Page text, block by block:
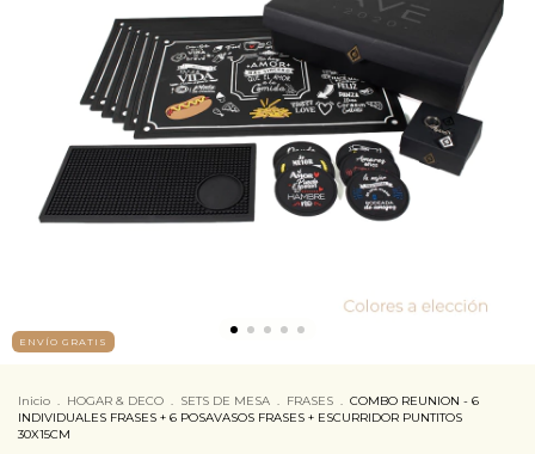
ENVÍO GRATIS
Inicio . HOGAR & DECO . SETS DE MESA . FRASES . COMBO REUNION - 6
INDIVIDUALES FRASES + 6 POSAVASOS FRASES + ESCURRIDOR PUNTITOS
30X15CM